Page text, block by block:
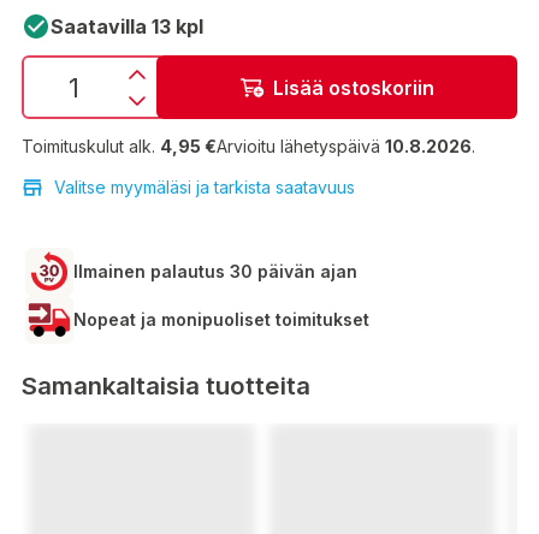
Saatavilla 13 kpl
Lisää ostoskoriin
Toimituskulut alk. 4,95 €Arvioitu lähetyspäivä 10.8.2026.
Valitse myymäläsi ja tarkista saatavuus
Ilmainen palautus 30 päivän ajan
Nopeat ja monipuoliset toimitukset
Samankaltaisia tuotteita